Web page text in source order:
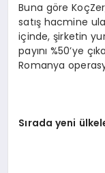
Buna göre
satış hacmine
içinde, şirketin
payını %50’ye
Romanya
Sırada yeni ü